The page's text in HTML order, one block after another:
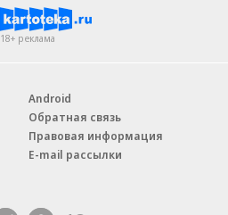
18+ реклама
Android
Обратная связь
Правовая информация
E-mail рассылки